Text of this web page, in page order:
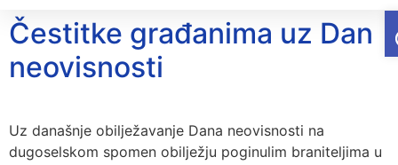
Čestitke građanima uz Dan
neovisnosti
Uz današnje obilježavanje Dana neovisnosti na
dugoselskom spomen obilježju poginulim braniteljima u